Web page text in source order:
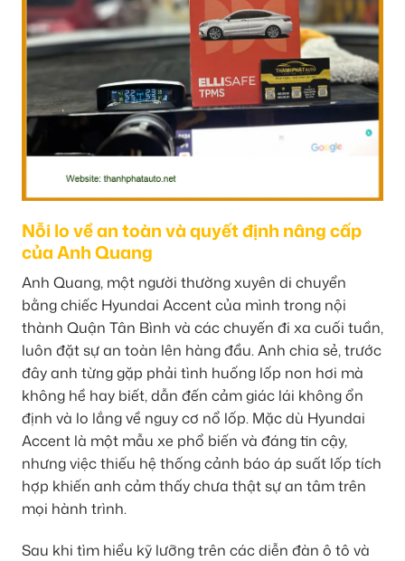
Nỗi lo về an toàn và quyết định nâng cấp
của Anh Quang
Anh Quang, một người thường xuyên di chuyển
bằng chiếc Hyundai Accent của mình trong nội
thành Quận Tân Bình và các chuyến đi xa cuối tuần,
luôn đặt sự an toàn lên hàng đầu. Anh chia sẻ, trước
đây anh từng gặp phải tình huống lốp non hơi mà
không hề hay biết, dẫn đến cảm giác lái không ổn
định và lo lắng về nguy cơ nổ lốp. Mặc dù Hyundai
Accent là một mẫu xe phổ biến và đáng tin cậy,
nhưng việc thiếu hệ thống cảnh báo áp suất lốp tích
hợp khiến anh cảm thấy chưa thật sự an tâm trên
mọi hành trình.
Sau khi tìm hiểu kỹ lưỡng trên các diễn đàn ô tô và